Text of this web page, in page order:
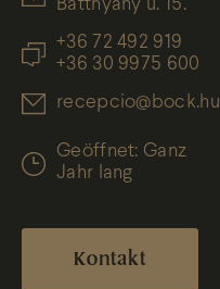
Batthyány u. 15.
+36 72 492 919
+36 30 9975 600
recepcio@bock.hu
Geöffnet: Ganz
Jahr lang
Kontakt